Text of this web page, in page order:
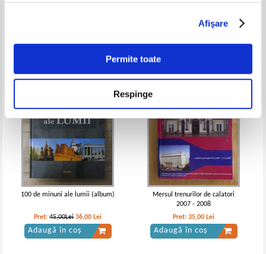
Afişare
Permite toate
Respinge
ehemalige Sowjetrepubliken in
televiziune
100 de minuni ale lumii (album)
Pret:45,00Lei 36,00 Lei
Adaugă în coș
Mersul trenurilor de calatori
2007 - 2008
Pret:35,00 Lei
Adaugă în coș